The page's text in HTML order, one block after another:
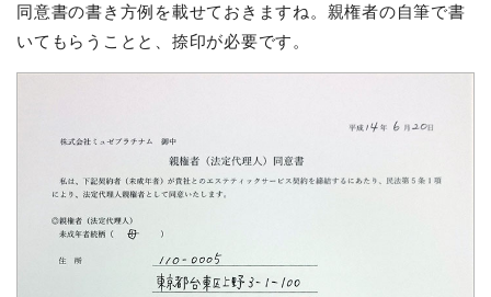
同意書の書き方例を載せておきますね。親権者の自筆で書
いてもらうことと、捺印が必要です。